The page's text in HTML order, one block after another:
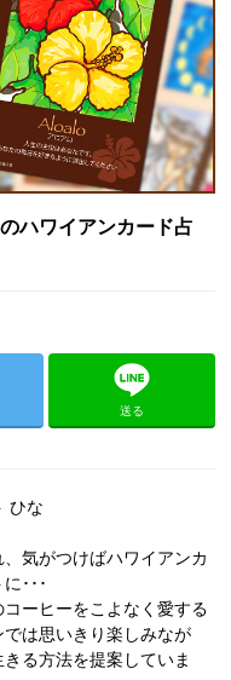
ハワイアンカード占
送る
ひな
気がつけばハワイアンカ
･･･
ーヒーをこよなく愛する
は思いきり楽しみなが
る方法を提案していま